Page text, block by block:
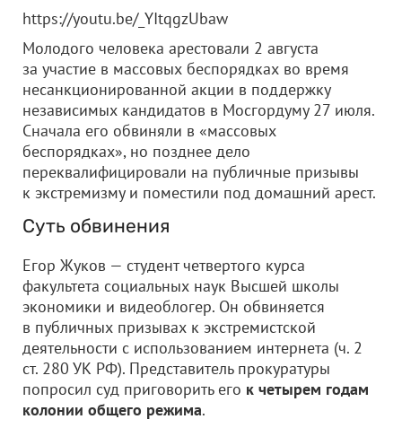
https://youtu.be/_YItqgzUbaw
Молодого человека арестовали 2 августа
за участие в массовых беспорядках во время
несанкционированной акции в поддержку
независимых кандидатов в Мосгордуму 27 июля.
Сначала его обвиняли в «массовых
беспорядках», но позднее дело
переквалифицировали на публичные призывы
к экстремизму и поместили под домашний арест.
Суть обвинения
Егор Жуков — студент четвертого курса
факультета социальных наук Высшей школы
экономики и видеоблогер. Он обвиняется
в публичных призывах к экстремистской
деятельности с использованием интернета (ч. 2
ст. 280 УК РФ). Представитель прокуратуры
попросил суд приговорить его к четырем годам
колонии общего режима.